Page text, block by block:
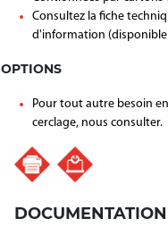
Consultez la fiche
d'information
OPTIONS
Pour tout autre besoin
cerclage, nous consulter.
DOCUMENTATION